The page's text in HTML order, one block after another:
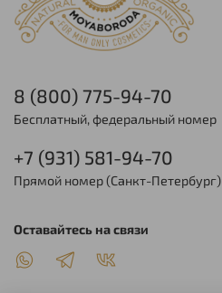
8 (800) 775-94-70
Бесплатный, федеральный номер
+7 (931) 581-94-70
Прямой номер (Санкт-Петербург)
Оставайтесь на связи